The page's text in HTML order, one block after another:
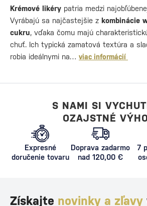
Krémové likéry patria medzi
Vyrábajú sa najčastejšie z kombinácie
cukru, vďaka čomu majú
chuť. Ich typická zamatová textúra a
robia ideálnymi na… viac informácií
S NAMI SI
OZAJSTNÉ
Expresné
doručenie tovaru
Doprava zadarmo
nad 120,00 €
7
Získajte novinky a zľavy